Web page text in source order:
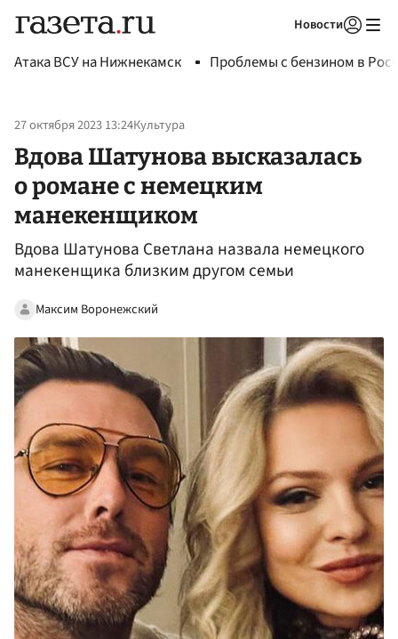
Новости
Атака ВСУ на Нижнекамск Проблемы с бензином в
27 октября 2023 13:24Культура
Вдова Шатунова высказалась
о романе с немецким
манекенщиком
Вдова Шатунова Светлана назвала немецкого
манекенщика близким другом семьи
Максим Воронежский